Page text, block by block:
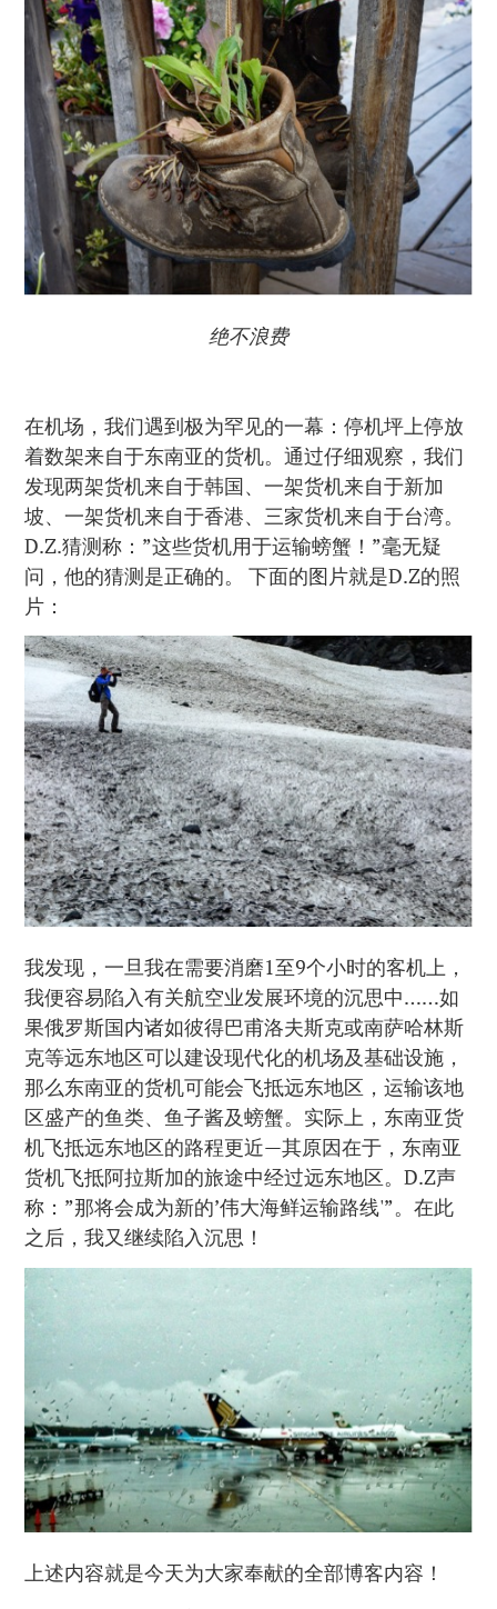
绝不浪费
在机场，我们遇到极为罕见的一幕：停机坪上停放
着数架来自于东南亚的货机。通过仔细观察，我们
发现两架货机来自于韩国、一架货机来自于新加
坡、一架货机来自于香港、三家货机来自于台湾。
D.Z.猜测称：”这些货机用于运输螃蟹！”毫无疑
问，他的猜测是正确的。 下面的图片就是D.Z的照
片：
我发现，一旦我在需要消磨1至9个小时的客机上，
我便容易陷入有关航空业发展环境的沉思中……如
果俄罗斯国内诸如彼得巴甫洛夫斯克或南萨哈林斯
克等远东地区可以建设现代化的机场及基础设施，
那么东南亚的货机可能会飞抵远东地区，运输该地
区盛产的鱼类、鱼子酱及螃蟹。实际上，东南亚货
机飞抵远东地区的路程更近—其原因在于，东南亚
货机飞抵阿拉斯加的旅途中经过远东地区。D.Z声
称：”那将会成为新的’伟大海鲜运输路线'”。在此
之后，我又继续陷入沉思！
上述内容就是今天为大家奉献的全部博客内容！